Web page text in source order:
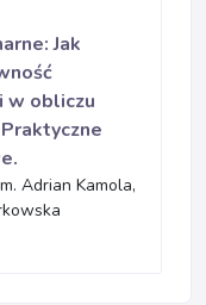
Jak
w obliczu
Adrian Kamola,